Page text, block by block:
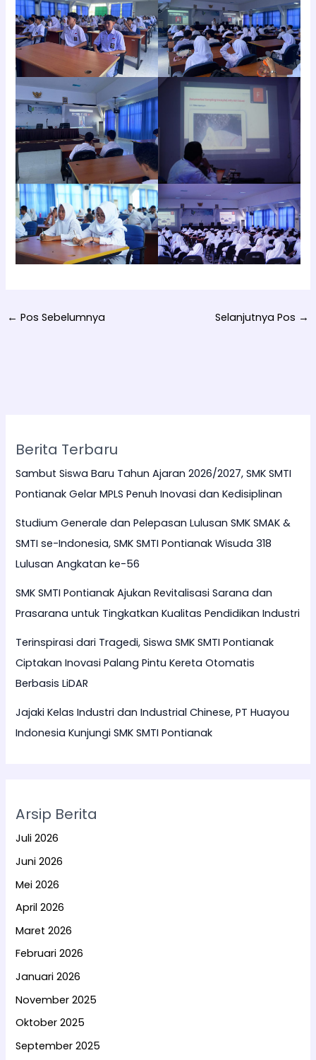
← Pos Sebelumnya Selanjutnya Pos →
Berita Terbaru
Sambut Siswa Baru Tahun Ajaran 2026/2027, SMK SMTI
Pontianak Gelar MPLS Penuh Inovasi dan Kedisiplinan
Studium Generale dan Pelepasan Lulusan SMK SMAK &
SMTI se-Indonesia, SMK SMTI Pontianak Wisuda 318
Lulusan Angkatan ke-56
SMK SMTI Pontianak Ajukan Revitalisasi Sarana dan
Prasarana untuk Tingkatkan Kualitas Pendidikan Industri
Terinspirasi dari Tragedi, Siswa SMK SMTI Pontianak
Ciptakan Inovasi Palang Pintu Kereta Otomatis
Berbasis LiDAR
Jajaki Kelas Industri dan Industrial Chinese, PT Huayou
Indonesia Kunjungi SMK SMTI Pontianak
Arsip Berita
Juli 2026
Juni 2026
Mei 2026
April 2026
Maret 2026
Februari 2026
Januari 2026
November 2025
Oktober 2025
September 2025